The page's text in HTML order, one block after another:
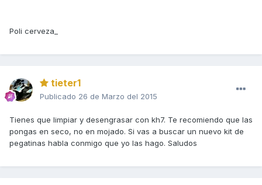
Poli cerveza_
tieter1
Publicado 26 de Marzo del 2015
Tienes que limpiar y desengrasar con kh7. Te recomiendo que las
pongas en seco, no en mojado. Si vas a buscar un nuevo kit de
pegatinas habla conmigo que yo las hago. Saludos